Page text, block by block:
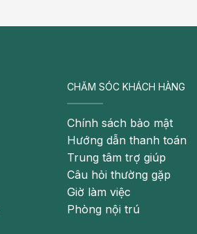
CHĂM SÓC KHÁCH HÀNG
Chính sách bảo mật
Hướng dẫn thanh toán
Trung tâm trợ giúp
Câu hỏi thường gặp
Giờ làm việc
Phòng nội trú